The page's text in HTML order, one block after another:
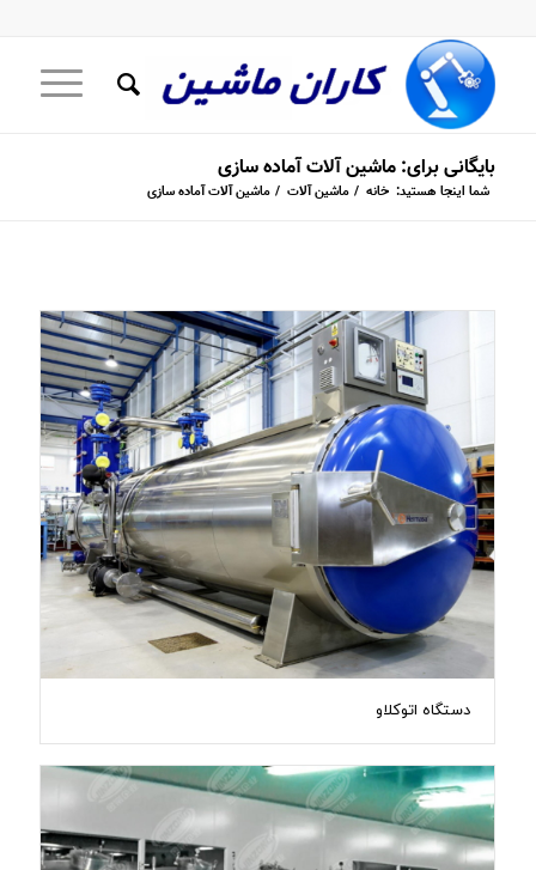
بایگانی برای: ماشین آلات آماده سازی
شما اینجا هستید: خانه / ماشین آلات / ماشین آلات آماده سازی
دستگاه اتوکلاو